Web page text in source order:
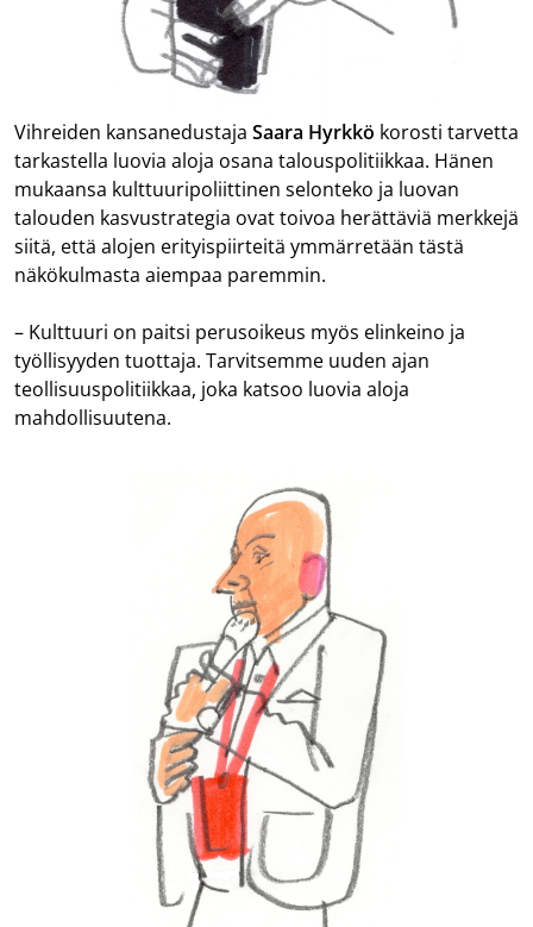
Vihreiden kansanedustaja Saara Hyrkkö korosti tarvetta
tarkastella luovia aloja osana talouspolitiikkaa. Hänen
mukaansa kulttuuripoliittinen selonteko ja luovan
talouden kasvustrategia ovat toivoa herättäviä merkkejä
siitä, että alojen erityispiirteitä ymmärretään tästä
näkökulmasta aiempaa paremmin.
– Kulttuuri on paitsi perusoikeus myös elinkeino ja
työllisyyden tuottaja. Tarvitsemme uuden ajan
teollisuuspolitiikkaa, joka katsoo luovia aloja
mahdollisuutena.